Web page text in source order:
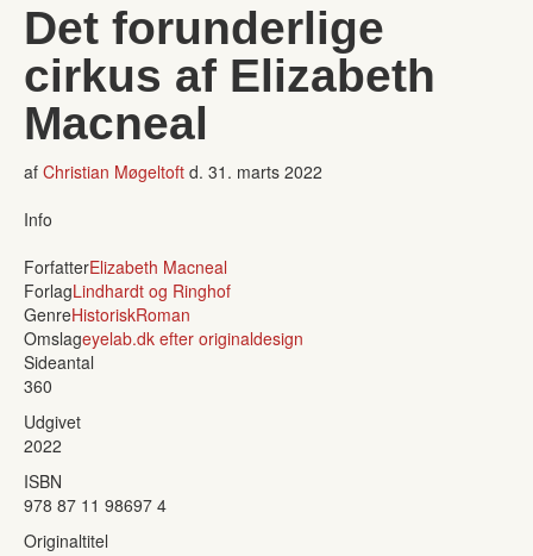
Det forunderlige
cirkus af Elizabeth
Macneal
af Christian Møgeltoft d. 31. marts 2022
Info
ForfatterElizabeth Macneal
ForlagLindhardt og Ringhof
GenreHistoriskRoman
Omslageyelab.dk efter originaldesign
Sideantal
360
Udgivet
2022
ISBN
978 87 11 98697 4
Originaltitel